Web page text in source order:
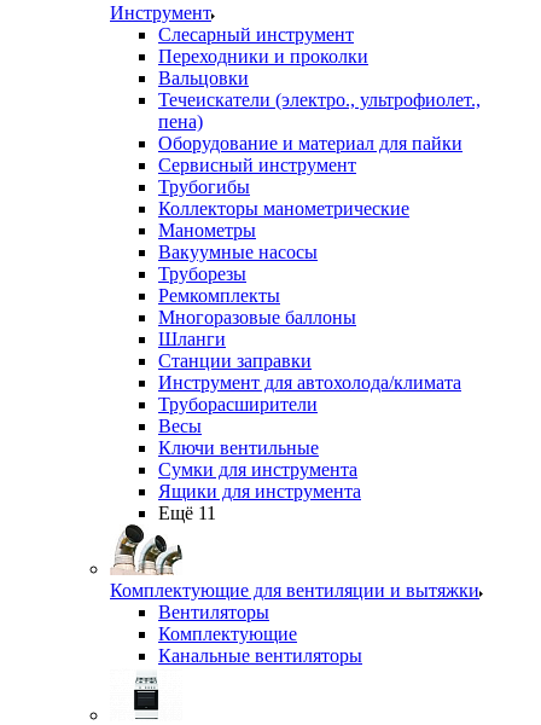
Инструмент
Слесарный инструмент
Переходники и проколки
Вальцовки
Течеискатели (электро., ультрофиолет.,
пена)
Оборудование и материал для пайки
Сервисный инструмент
Трубогибы
Коллекторы манометрические
Манометры
Вакуумные насосы
Труборезы
Ремкомплекты
Многоразовые баллоны
Шланги
Станции заправки
Инструмент для автохолода/климата
Труборасширители
Весы
Ключи вентильные
Сумки для инструмента
Ящики для инструмента
Ещё 11
Комплектующие для вентиляции и вытяжки
Вентиляторы
Комплектующие
Канальные вентиляторы